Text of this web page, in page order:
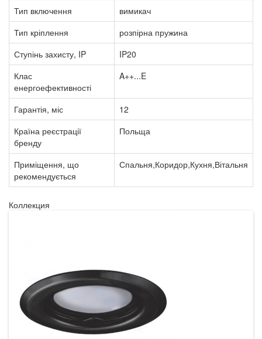
Тип включення
вимикач
Тип кріплення
розпірна пружина
Ступінь захисту, IP
IP20
Клас
енергоефективності
A++...E
Гарантія, міс
12
Країна реєстрації
бренду
Польща
Приміщення, що
рекомендується
Спальня,Коридор,Кухня,Вітальня
Коллекция